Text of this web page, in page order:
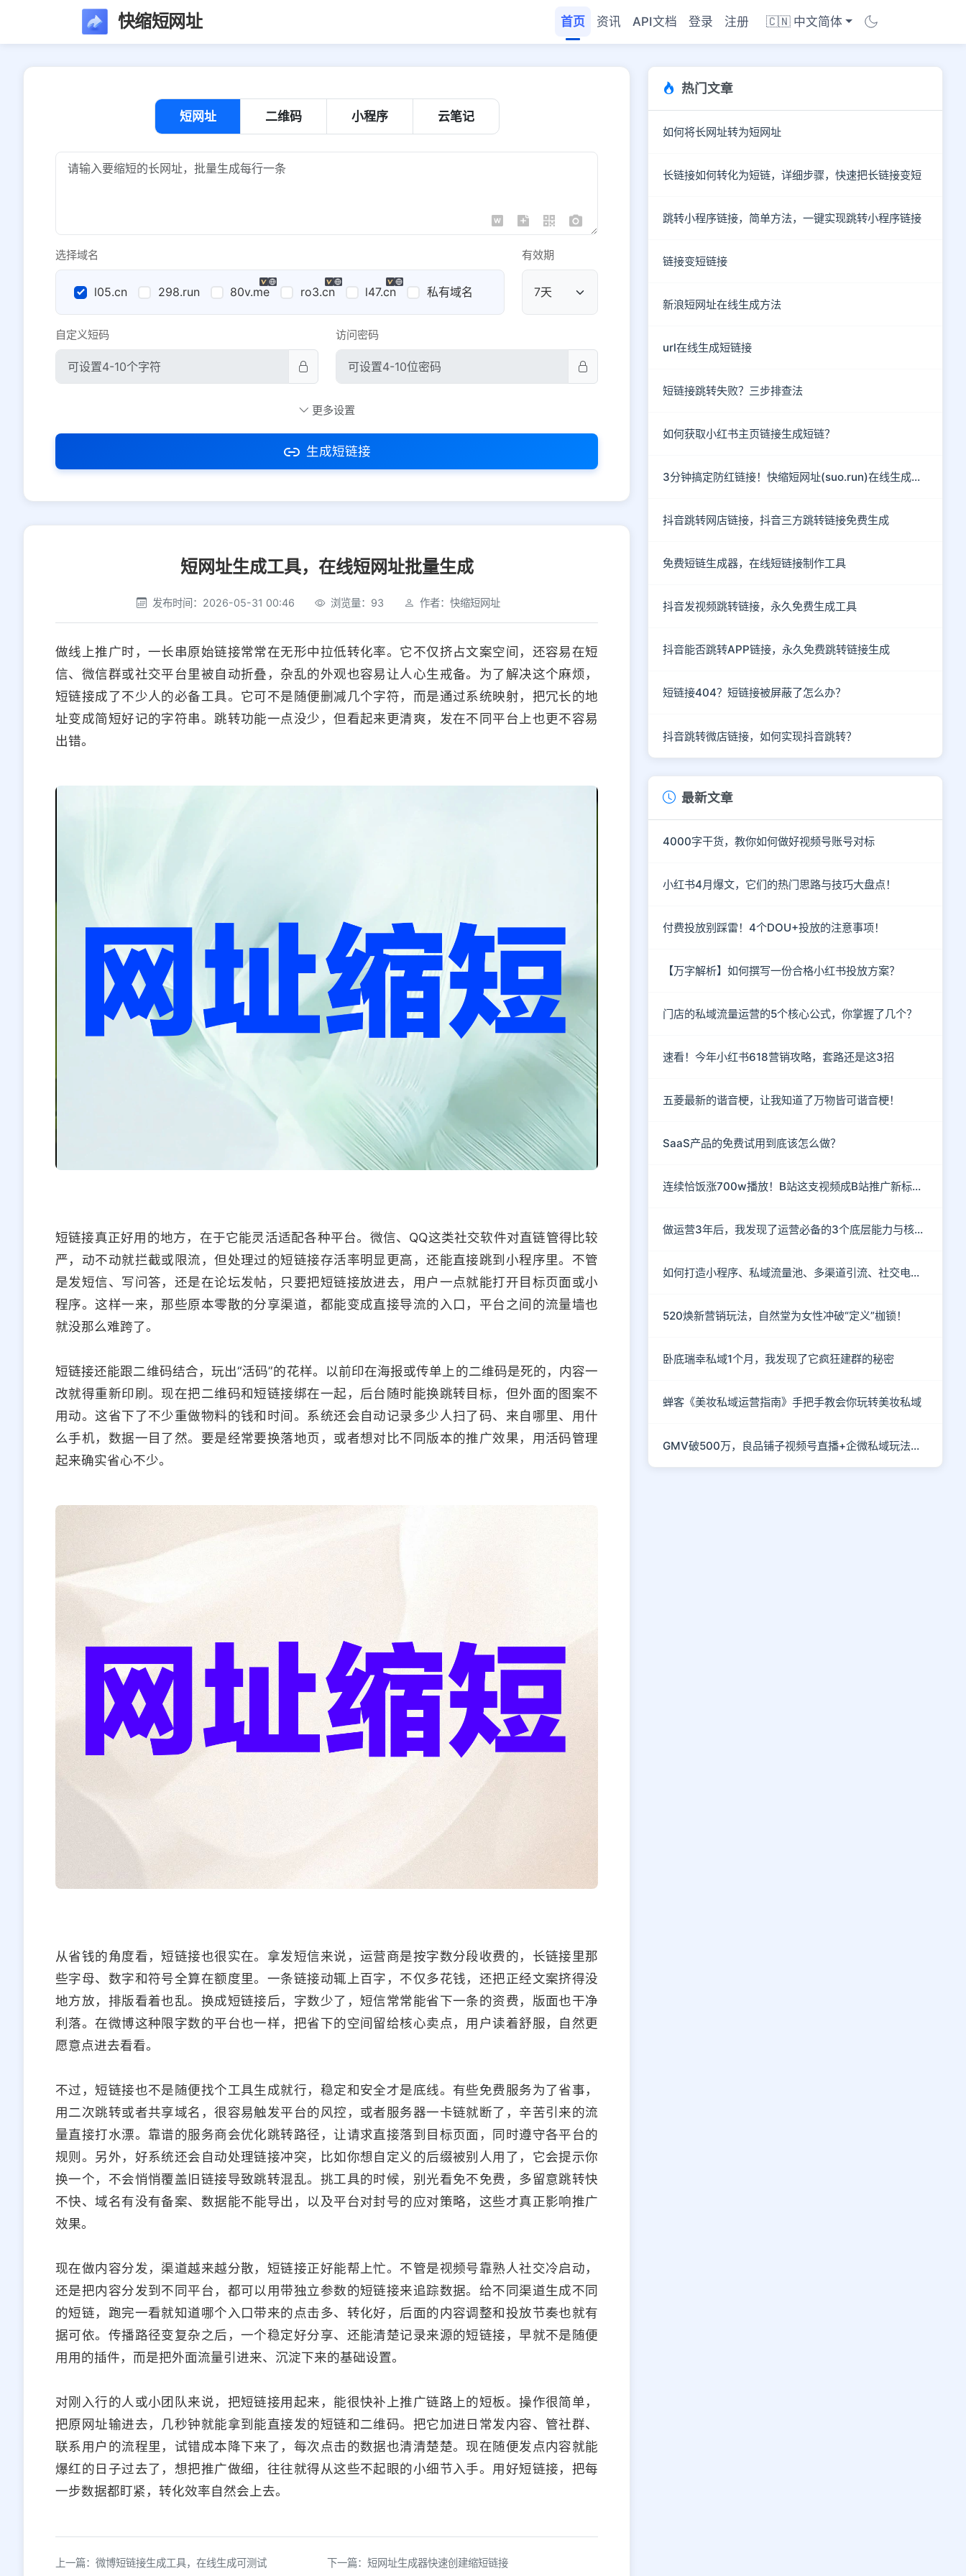
快缩短网址 首页 资讯 API文档 登录 注册 🇨🇳 中文简体
短网址 二维码 小程序 云笔记
选择域名
l05.cn 298.run 80v.me ro3.cn l47.cn 私有域名 公共域名
有效期
自定义短码 访问密码
社交平台 电商平台
选择防红平台类型，避免链接被拦截
平台设置
iOS Android PC 其他
更多设置
生成短链接
短网址生成工具，在线短网址批量生成
发布时间：2026-05-31 00:46 浏览量：93 作者：快缩短网址
做线上推广时，一长串原始链接常常在无形中拉低转化率。它不仅挤占文案空间，还容易在短
信、微信群或社交平台里被自动折叠，杂乱的外观也容易让人心生戒备。为了解决这个麻烦，
短链接成了不少人的必备工具。它可不是随便删减几个字符，而是通过系统映射，把冗长的地
址变成简短好记的字符串。跳转功能一点没少，但看起来更清爽，发在不同平台上也更不容易
出错。
短链接真正好用的地方，在于它能灵活适配各种平台。微信、QQ这类社交软件对直链管得比较
严，动不动就拦截或限流，但处理过的短链接存活率明显更高，还能直接跳到小程序里。不管
是发短信、写问答，还是在论坛发帖，只要把短链接放进去，用户一点就能打开目标页面或小
程序。这样一来，那些原本零散的分享渠道，都能变成直接导流的入口，平台之间的流量墙也
就没那么难跨了。
短链接还能跟二维码结合，玩出“活码”的花样。以前印在海报或传单上的二维码是死的，内容一
改就得重新印刷。现在把二维码和短链接绑在一起，后台随时能换跳转目标，但外面的图案不
用动。这省下了不少重做物料的钱和时间。系统还会自动记录多少人扫了码、来自哪里、用什
么手机，数据一目了然。要是经常要换落地页，或者想对比不同版本的推广效果，用活码管理
起来确实省心不少。
从省钱的角度看，短链接也很实在。拿发短信来说，运营商是按字数分段收费的，长链接里那
些字母、数字和符号全算在额度里。一条链接动辄上百字，不仅多花钱，还把正经文案挤得没
地方放，排版看着也乱。换成短链接后，字数少了，短信常常能省下一条的资费，版面也干净
利落。在微博这种限字数的平台也一样，把省下的空间留给核心卖点，用户读着舒服，自然更
愿意点进去看看。
不过，短链接也不是随便找个工具生成就行，稳定和安全才是底线。有些免费服务为了省事，
用二次跳转或者共享域名，很容易触发平台的风控，或者服务器一卡链就断了，辛苦引来的流
量直接打水漂。靠谱的服务商会优化跳转路径，让请求直接落到目标页面，同时遵守各平台的
规则。另外，好系统还会自动处理链接冲突，比如你想自定义的后缀被别人用了，它会提示你
换一个，不会悄悄覆盖旧链接导致跳转混乱。挑工具的时候，别光看免不免费，多留意跳转快
不快、域名有没有备案、数据能不能导出，以及平台对封号的应对策略，这些才真正影响推广
效果。
现在做内容分发，渠道越来越分散，短链接正好能帮上忙。不管是视频号靠熟人社交冷启动，
还是把内容分发到不同平台，都可以用带独立参数的短链接来追踪数据。给不同渠道生成不同
的短链，跑完一看就知道哪个入口带来的点击多、转化好，后面的内容调整和投放节奏也就有
据可依。传播路径变复杂之后，一个稳定好分享、还能清楚记录来源的短链接，早就不是随便
用用的插件，而是把外面流量引进来、沉淀下来的基础设置。
对刚入行的人或小团队来说，把短链接用起来，能很快补上推广链路上的短板。操作很简单，
把原网址输进去，几秒钟就能拿到能直接发的短链和二维码。把它加进日常发内容、管社群、
联系用户的流程里，试错成本降下来了，每次点击的数据也清清楚楚。现在随便发点内容就能
爆红的日子过去了，想把推广做细，往往就得从这些不起眼的小细节入手。用好短链接，把每
一步数据都盯紧，转化效率自然会上去。
上一篇：微博短链接生成工具，在线生成可测试 下一篇：短网址生成器快速创建缩短链接
热门文章
如何将长网址转为短网址
长链接如何转化为短链，详细步骤，快速把长链接变短
跳转小程序链接，简单方法，一键实现跳转小程序链接
链接变短链接
新浪短网址在线生成方法
url在线生成短链接
短链接跳转失败？三步排查法
如何获取小红书主页链接生成短链？
3分钟搞定防红链接！快缩短网址(suo.run)在线生成指南
抖音跳转网店链接，抖音三方跳转链接免费生成
免费短链生成器，在线短链接制作工具
抖音发视频跳转链接，永久免费生成工具
抖音能否跳转APP链接，永久免费跳转链接生成
短链接404？短链接被屏蔽了怎么办？
抖音跳转微店链接，如何实现抖音跳转？
最新文章
4000字干货，教你如何做好视频号账号对标
小红书4月爆文，它们的热门思路与技巧大盘点！
付费投放别踩雷！4个DOU+投放的注意事项！
【万字解析】如何撰写一份合格小红书投放方案？
门店的私域流量运营的5个核心公式，你掌握了几个？
速看！今年小红书618营销攻略，套路还是这3招
五菱最新的谐音梗，让我知道了万物皆可谐音梗！
SaaS产品的免费试用到底该怎么做？
连续恰饭涨700w播放！B站这支视频成B站推广新标杆！
做运营3年后，我发现了运营必备的3个底层能力与核心思维
如何打造小程序、私域流量池、多渠道引流、社交电商玩法？
520焕新营销玩法，自然堂为女性冲破“定义”枷锁！
卧底瑞幸私域1个月，我发现了它疯狂建群的秘密
蝉客《美妆私域运营指南》手把手教会你玩转美妆私域
GMV破500万，良品铺子视频号直播+企微私域玩法真硬核